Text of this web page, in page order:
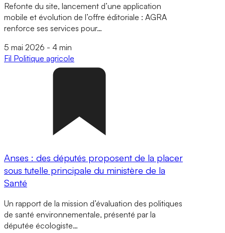
Refonte du site, lancement d’une application
mobile et évolution de l’offre éditoriale : AGRA
renforce ses services pour…
5 mai 2026 - 4 min
Fil Politique agricole
Anses : des députés proposent de la placer
sous tutelle principale du ministère de la
Santé
Un rapport de la mission d’évaluation des politiques
de santé environnementale, présenté par la
députée écologiste…